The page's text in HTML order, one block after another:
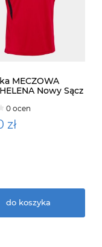
MECZOWA
Nowy Sącz
0 ocen
zł
do koszyka